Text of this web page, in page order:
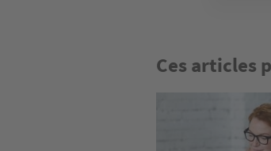
Ces articles